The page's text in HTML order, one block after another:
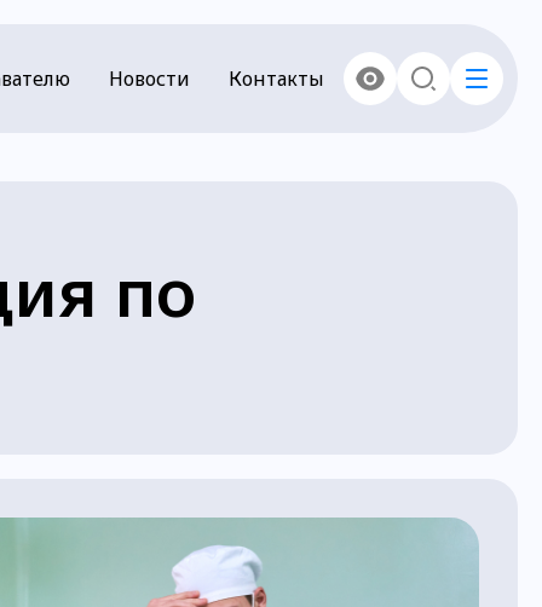
Новости Контакты
по